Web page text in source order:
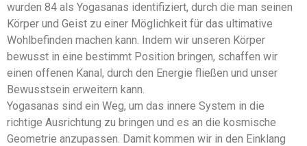
wurden 84 als Yogasanas identifiziert, durch die man seinen
Körper und Geist zu einer Möglichkeit für das ultimative
Wohlbefinden machen kann. Indem wir unseren Körper
bewusst in eine bestimmt Position bringen, schaffen wir
einen offenen Kanal, durch den Energie fließen und unser
Bewusstsein erweitern kann.
Yogasanas sind ein Weg, um das innere System in die
richtige Ausrichtung zu bringen und es an die kosmische
Geometrie anzupassen. Damit kommen wir in den Einklang